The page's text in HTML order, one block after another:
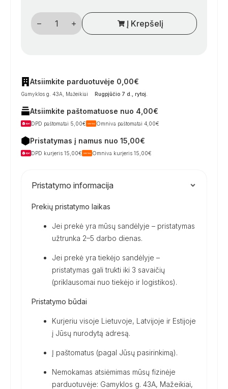
produkto
kiekis:
Guminis
–
kemperiams
ir
karavanams
Į Krepšelį
Atsiimkite parduotuvėje 0,00€
Gamyklos g. 43A, Mažeikiai Rugpjūčio 7 d., rytoj
Atsiimkite paštomatuose nuo 4,00€
DPD paštomatai 5,00€ Omniva paštomatai 4,00€
Pristatymas į namus nuo 15,00€
DPD kurjeris 15,00€ Omniva kurjeris 15,00€
Pristatymo informacija
Prekių pristatymo laikas
Jei prekė yra mūsų sandėlyje – pristatymas
užtrunka 2–5 darbo dienas.
Jei prekė yra tiekėjo sandėlyje –
pristatymas gali trukti iki 3 savaičių
(priklausomai nuo tiekėjo ir logistikos).
Pristatymo būdai
Kurjeriu visoje Lietuvoje, Latvijoje ir Estijoje
į Jūsų nurodytą adresą.
Į paštomatus (pagal Jūsų pasirinkimą).
Nemokamas atsiėmimas mūsų fizinėje
parduotuvėje: Gamyklos g. 43A, Mažeikiai,